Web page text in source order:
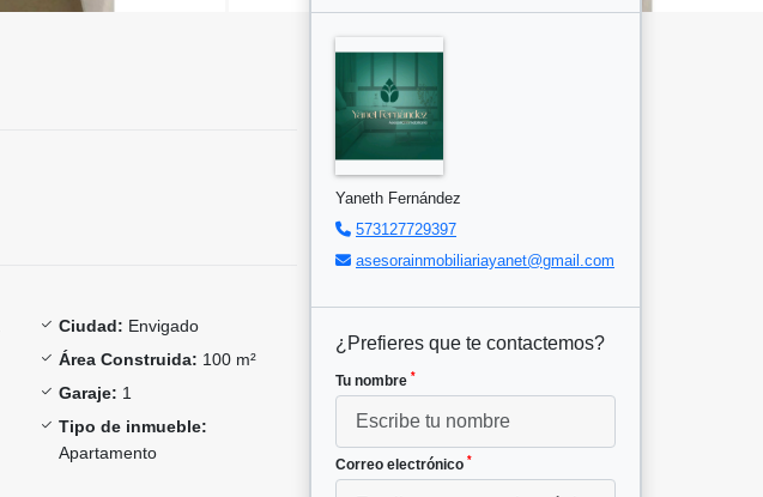
Ciudad: Envigado
Área Construida: 100 m²
Garaje: 1
Tipo de inmueble:
Apartamento
Yaneth Fernández
573127729397
asesorainmobiliariayanet@gmail.com
¿Prefieres que te contactemos?
Tu nombre *
Correo electrónico *